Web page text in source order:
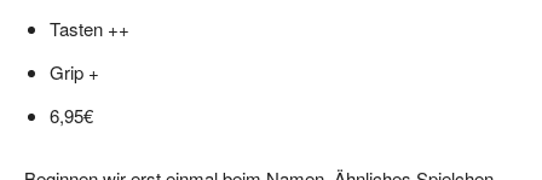
Tasten ++
Grip +
6,95€